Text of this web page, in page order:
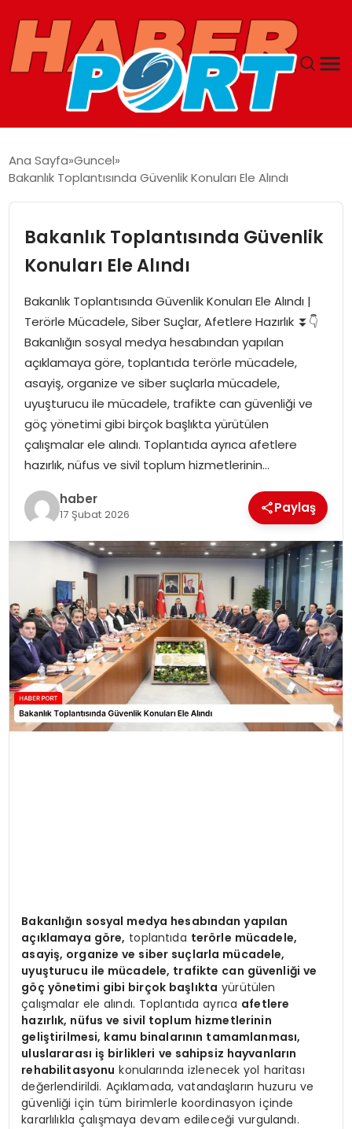
YAŞAM
SAĞLIK
MAGAZIN
SPOR
EĞITIM
OTOMOBIL
TEKNOLOJI
EKONOMI
Ana Sayfa Guncel
Bakanlık Toplantısında Güvenlik Konuları Ele Alındı
Bakanlık Toplantısında Güvenlik
Konuları Ele Alındı
Bakanlık Toplantısında Güvenlik Konuları Ele Alındı |
Terörle Mücadele, Siber Suçlar, Afetlere Hazırlık ⏬👇
Bakanlığın sosyal medya hesabından yapılan
açıklamaya göre, toplantıda terörle mücadele,
asayiş, organize ve siber suçlarla mücadele,
uyuşturucu ile mücadele, trafikte can güvenliği ve
göç yönetimi gibi birçok başlıkta yürütülen
çalışmalar ele alındı. Toplantıda ayrıca afetlere
hazırlık, nüfus ve sivil toplum hizmetlerinin…
haber
17 Şubat 2026 Paylaş
Bakanlığın sosyal medya hesabından yapılan
açıklamaya göre, toplantıda terörle mücadele,
asayiş, organize ve siber suçlarla mücadele,
uyuşturucu ile mücadele, trafikte can güvenliği ve
göç yönetimi gibi birçok başlıkta yürütülen
çalışmalar ele alındı. Toplantıda ayrıca afetlere
hazırlık, nüfus ve sivil toplum hizmetlerinin
geliştirilmesi, kamu binalarının tamamlanması,
uluslararası iş birlikleri ve sahipsiz hayvanların
rehabilitasyonu konularında izlenecek yol haritası
değerlendirildi. Açıklamada, vatandaşların huzuru ve
güvenliği için tüm birimlerle koordinasyon içinde
kararlılıkla çalışmaya devam edileceği vurgulandı.